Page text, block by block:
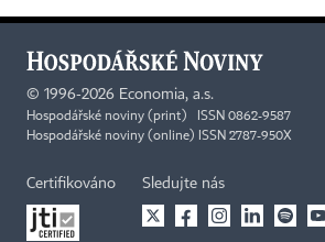
© 1996-2026 Economia, a.s.
Hospodářské noviny (print) ISSN 0862-9587
Hospodářské noviny (online) ISSN 2787-950X
Certifikováno Sledujte nás